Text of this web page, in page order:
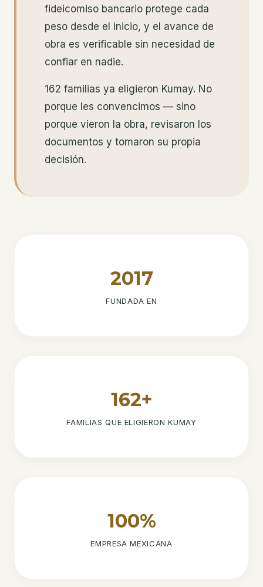
fideicomiso bancario protege cada
peso desde el inicio, y el avance de
obra es verificable sin necesidad de
confiar en nadie.
162 familias ya eligieron Kumay. No
porque les convencimos — sino
porque vieron la obra, revisaron los
documentos y tomaron su propia
decisión.
2017
FUNDADA EN
162+
FAMILIAS QUE ELIGIERON KUMAY
100%
EMPRESA MEXICANA